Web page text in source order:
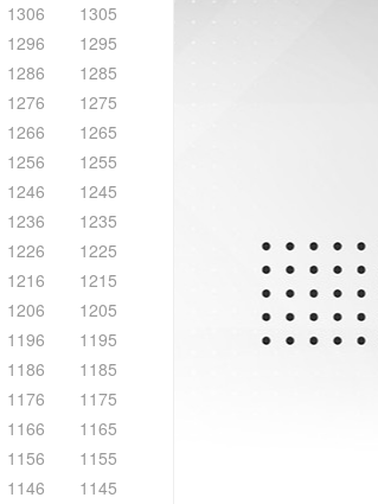
1306
1305
1296
1295
1286
1285
1276
1275
1266
1265
1256
1255
1246
1245
1236
1235
1226
1225
1216
1215
1206
1205
1196
1195
1186
1185
1176
1175
1166
1165
1156
1155
1146
1145